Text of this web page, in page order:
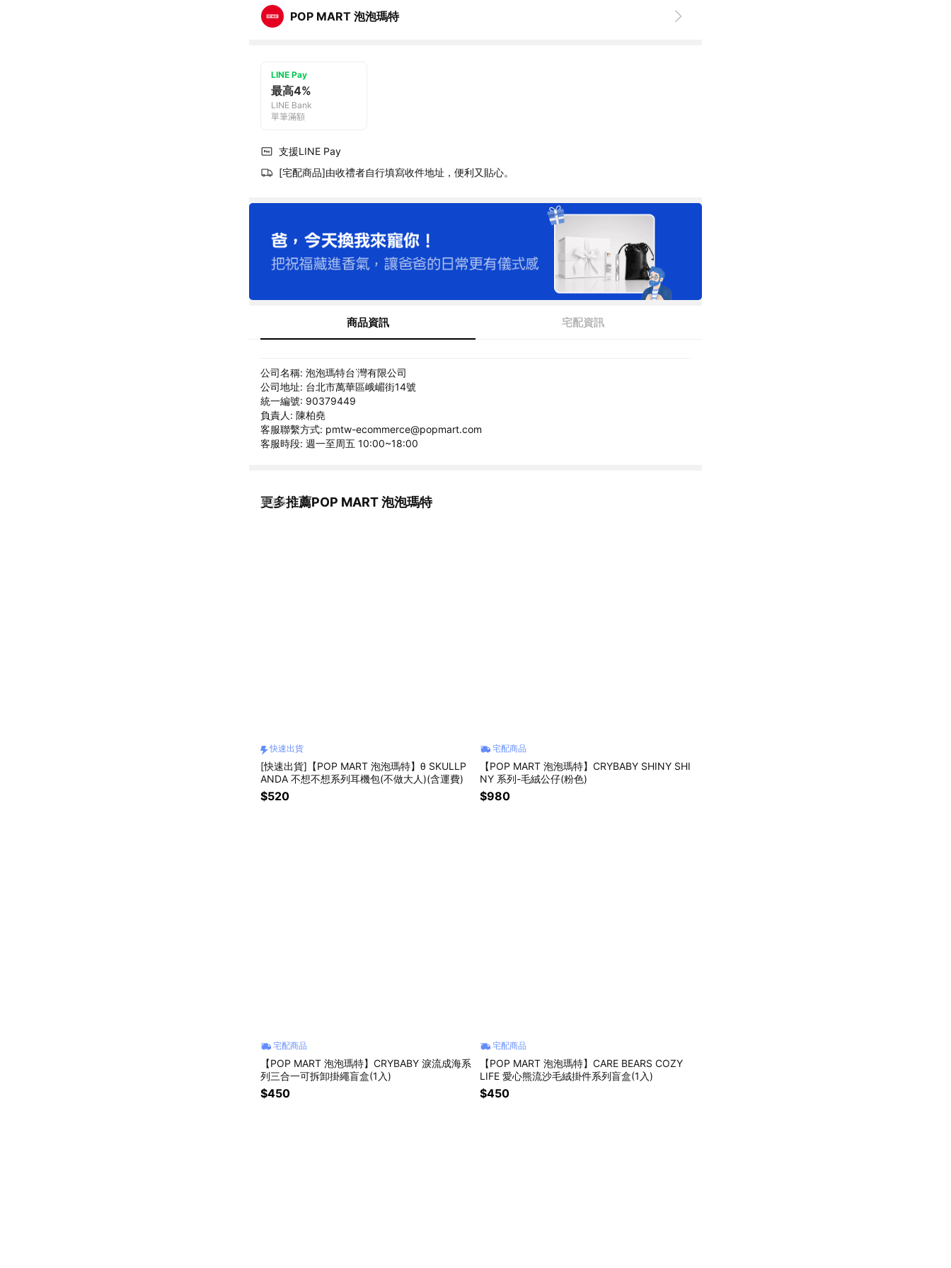
POP MART 泡泡瑪特
LINE Pay
最高4%
LINE Bank
單筆滿額
支援LINE Pay
[宅配商品]由收禮者自行填寫收件地址，便利又貼心。
商品資訊 宅配資訊
公司名稱: 泡泡瑪特台˙灣有限公司
公司地址: 台北市萬華區峨嵋街14號
統一編號: 90379449
負責人: 陳柏堯
客服聯繫方式: pmtw-ecommerce@popmart.com
客服時段: 週一至周五 10:00~18:00
更多推薦POP MART 泡泡瑪特
看更多
快速出貨
[快速出貨]【POP MART 泡泡瑪特】θ SKULLP
ANDA 不想不想系列耳機包(不做大人)(含運費)
$520
宅配商品
【POP MART 泡泡瑪特】CRYBABY SHINY SHI
NY 系列-毛絨公仔(粉色)
$980
宅配商品
【POP MART 泡泡瑪特】CRYBABY 淚流成海系
列三合一可拆卸掛繩盲盒(1入)
$450
宅配商品
【POP MART 泡泡瑪特】CARE BEARS COZY
LIFE 愛心熊流沙毛絨掛件系列盲盒(1入)
$450